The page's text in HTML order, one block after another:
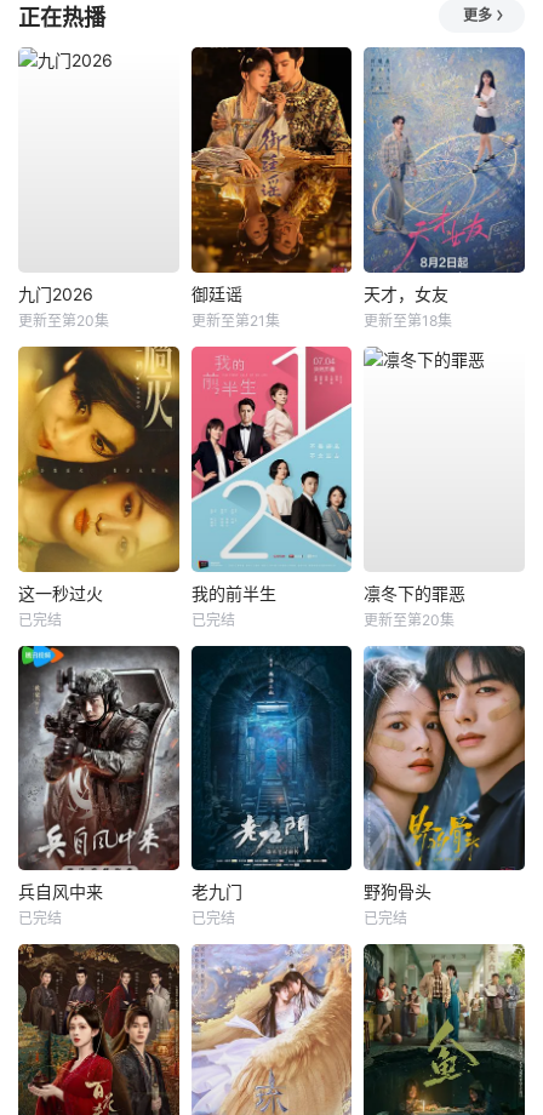
正在热播 更多
九门2026
更新至第20集
御廷谣
更新至第21集
天才，女友
更新至第18集
这一秒过火
已完结
我的前半生
已完结
凛冬下的罪恶
更新至第20集
兵自风中来
已完结
老九门
已完结
野狗骨头
已完结